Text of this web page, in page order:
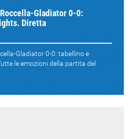
Gladiator 0-0:
Diretta
Gladiator 0-0: tabellino e
le emozioni della partita del